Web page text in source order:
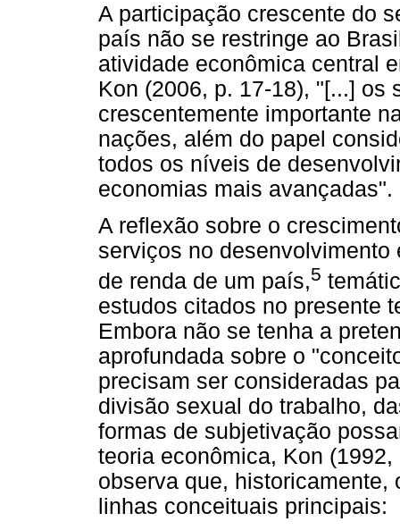
A participação crescente do
país não se restringe ao
atividade econômica central
Kon (2006, p. 17-18), "[...] os
crescentemente importante
nações, além do papel
todos os níveis de
economias mais avançadas".
A reflexão sobre o
serviços no
de renda de um país,5
estudos citados no presente
Embora não se tenha a
aprofundada sobre o
precisam ser consideradas
divisão sexual do trabalho,
formas de subjetivação
teoria econômica, Kon
observa que, historicamente,
linhas conceituais principais: